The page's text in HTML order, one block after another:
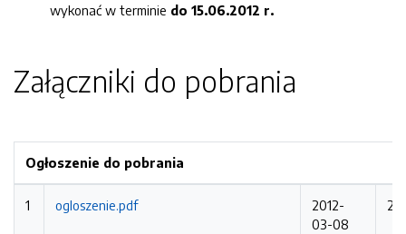
wykonać w terminie do 15.06.2012 r.
Załączniki do pobrania
Ogłoszenie do pobrania
1 ogloszenie.pdf
2012-
03-08